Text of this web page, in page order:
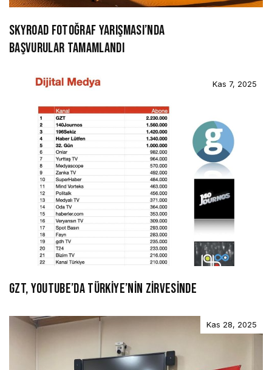
SKYROAD FOTOĞRAF YARIŞMASI’NDA
BAŞVURULAR TAMAMLANDI
Kas 7, 2025
GZT, YOUTUBE’DA TÜRKİYE’NİN ZİRVESİNDE
Kas 28, 2025